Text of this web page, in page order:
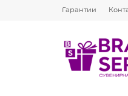
Гарантии